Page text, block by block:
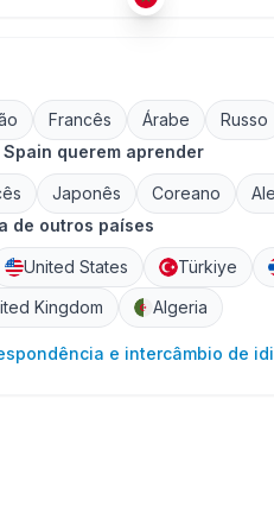
Francês Árabe Russo
querem aprender
Japonês Coreano
de outros países
United States Türkiye
Kingdom
Algeria
e intercâmbio de